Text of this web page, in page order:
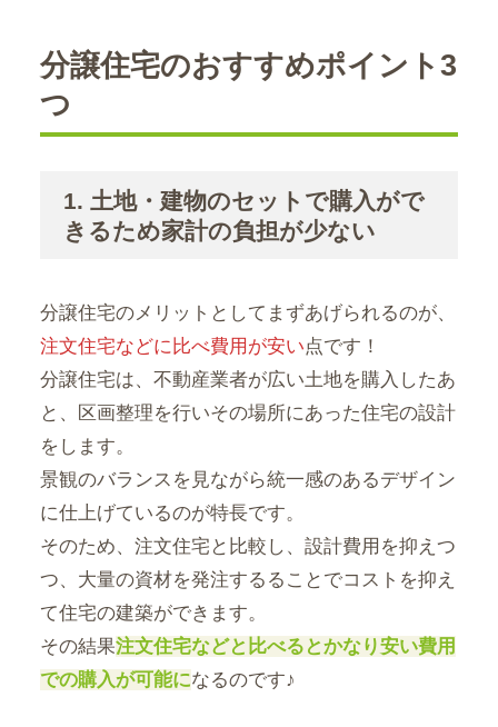
分譲住宅のおすすめポイント3
つ
1. 土地・建物のセットで購入がで
きるため家計の負担が少ない
分譲住宅のメリットとしてまずあげられるのが、
注文住宅などに比べ費用が安い点です！
分譲住宅は、不動産業者が広い土地を購入したあ
と、区画整理を行いその場所にあった住宅の設計
をします。
景観のバランスを見ながら統一感のあるデザイン
に仕上げているのが特長です。
そのため、注文住宅と比較し、設計費用を抑えつ
つ、大量の資材を発注するることでコストを抑え
て住宅の建築ができます。
その結果注文住宅などと比べるとかなり安い費用
での購入が可能になるのです♪